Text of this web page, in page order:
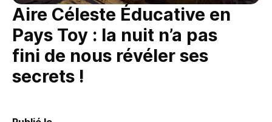
Aire Céleste Éducative en
Pays Toy : la nuit n’a pas
fini de nous révéler ses
secrets !